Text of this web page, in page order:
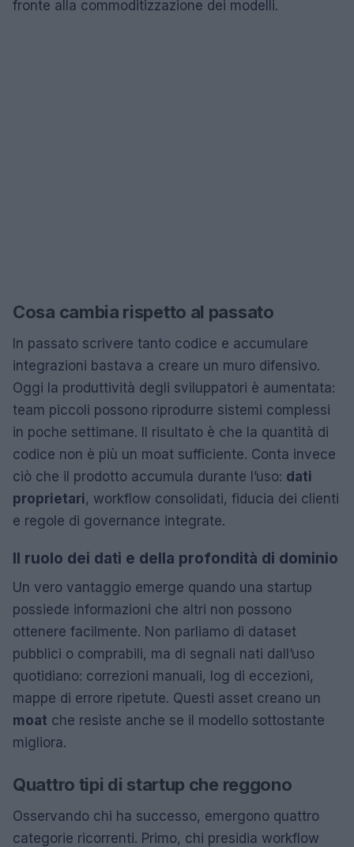
fronte alla commoditizzazione dei modelli.
Cosa cambia rispetto al passato
In passato scrivere tanto codice e accumulare
integrazioni bastava a creare un muro difensivo.
Oggi la produttività degli sviluppatori è aumentata:
team piccoli possono riprodurre sistemi complessi
in poche settimane. Il risultato è che la quantità di
codice non è più un moat sufficiente. Conta invece
ciò che il prodotto accumula durante l’uso: dati
proprietari, workflow consolidati, fiducia dei clienti
e regole di governance integrate.
Il ruolo dei dati e della profondità di dominio
Un vero vantaggio emerge quando una startup
possiede informazioni che altri non possono
ottenere facilmente. Non parliamo di dataset
pubblici o comprabili, ma di segnali nati dall’uso
quotidiano: correzioni manuali, log di eccezioni,
mappe di errore ripetute. Questi asset creano un
moat che resiste anche se il modello sottostante
migliora.
Quattro tipi di startup che reggono
Osservando chi ha successo, emergono quattro
categorie ricorrenti. Primo, chi presidia workflow